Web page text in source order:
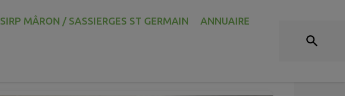
SIRP MÂRON / SASSIERGES ST GERMAIN ANNUAIRE